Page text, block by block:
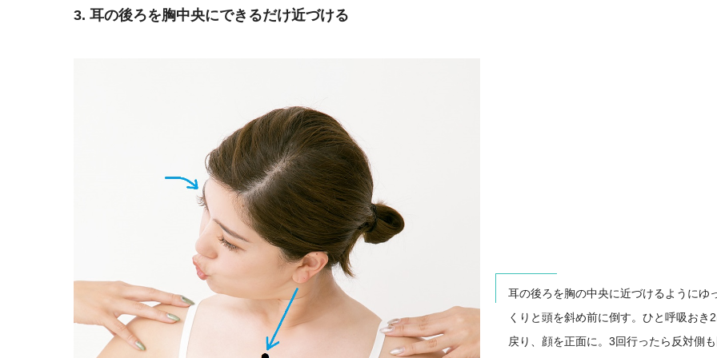
3. 耳の後ろを胸中央にできるだけ近づける
耳の後ろを胸の中央に近づけるようにゆ
くりと頭を斜め前に倒す。ひと呼吸おき
戻り、顔を正面に。3回行ったら反対側も